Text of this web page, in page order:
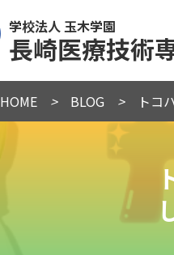
学校法人 玉木学園
長崎医療技術
HOME > BLOG > トコ